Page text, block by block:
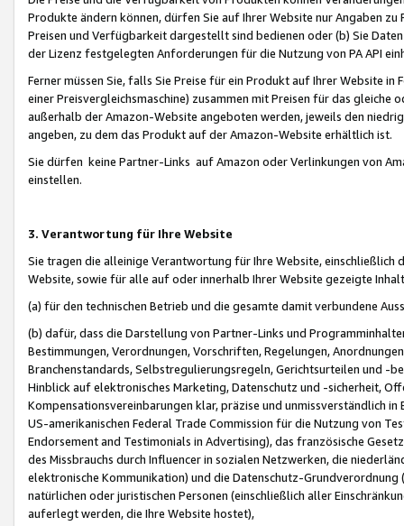
Produkte ändern können, dürfen Sie auf Ihrer Website nur Angaben
Preisen und Verfügbarkeit dargestellt sind bedienen oder (b) Sie
der Lizenz festgelegten Anforderungen für die Nutzung von PA API
Ferner müssen Sie, falls Sie Preise für ein Produkt auf Ihrer Website
einer Preisvergleichsmaschine) zusammen mit Preisen für das
außerhalb der Amazon-Website angeboten werden, jeweils den
angeben, zu dem das Produkt auf der Amazon-Website erhältlich ist.
Sie dürfen keine Partner-Links auf Amazon oder Verlinkungen von
einstellen.
3. Verantwortung für Ihre Website
Sie tragen die alleinige Verantwortung für Ihre Website,
Website, sowie für alle auf oder innerhalb Ihrer Website gezeigte
(a) für den technischen Betrieb und die gesamte damit verbundene
(b) dafür, dass die Darstellung von Partner-Links und
Bestimmungen, Verordnungen, Vorschriften, Regelungen,
Branchenstandards, Selbstregulierungsregeln, Gerichtsurteilen und -
Hinblick auf elektronisches Marketing, Datenschutz und -sicherheit,
Kompensationsvereinbarungen klar, präzise und unmissverständlich
US-amerikanischen Federal Trade Commission für die Nutzung von
Endorsement and Testimonials in Advertising), das französische
des Missbrauchs durch Influencer in sozialen Netzwerken, die
elektronische Kommunikation) und die Datenschutz-
natürlichen oder juristischen Personen (einschließlich aller
auferlegt werden, die Ihre Website hostet),